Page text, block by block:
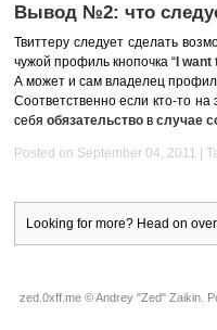
Вывод №2: что
Твиттеру следует сделать
чужой профиль кнопочка “I want
А может и сам владелец
Соответственно если кто-то
себя обязательствов случае
Posted on September 04, 2011
Looking for more? Head on
zed.0xff.me © Andrey "Zed" Zaikin.